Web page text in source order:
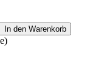
In den Warenkorb